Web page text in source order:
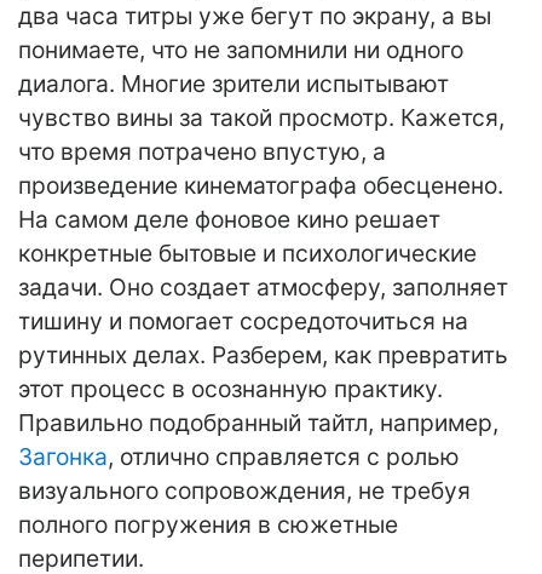
два часа титры уже бегут по экрану, а вы
понимаете, что не запомнили ни одного
диалога. Многие зрители испытывают
чувство вины за такой просмотр. Кажется,
что время потрачено впустую, а
произведение кинематографа обесценено.
На самом деле фоновое кино решает
конкретные бытовые и психологические
задачи. Оно создает атмосферу, заполняет
тишину и помогает сосредоточиться на
рутинных делах. Разберем, как превратить
этот процесс в осознанную практику.
Правильно подобранный тайтл, например,
Загонка, отлично справляется с ролью
визуального сопровождения, не требуя
полного погружения в сюжетные
перипетии.